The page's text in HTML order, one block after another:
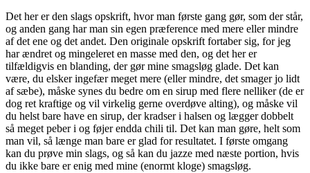
Det her er den slags opskrift, hvor man første gang gør, som der står,
og anden gang har man sin egen præference med mere eller mindre
af det ene og det andet. Den originale opskrift fortaber sig, for jeg
har ændret og mingeleret en masse med den, og det her er
tilfældigvis en blanding, der gør mine smagsløg glade. Det kan
være, du elsker ingefær meget mere (eller mindre, det smager jo lidt
af sæbe), måske synes du bedre om en sirup med flere nelliker (de er
dog ret kraftige og vil virkelig gerne overdøve alting), og måske vil
du helst bare have en sirup, der kradser i halsen og lægger dobbelt
så meget peber i og føjer endda chili til. Det kan man gøre, helt som
man vil, så længe man bare er glad for resultatet. I første omgang
kan du prøve min slags, og så kan du jazze med næste portion, hvis
du ikke bare er enig med mine (enormt kloge) smagsløg.